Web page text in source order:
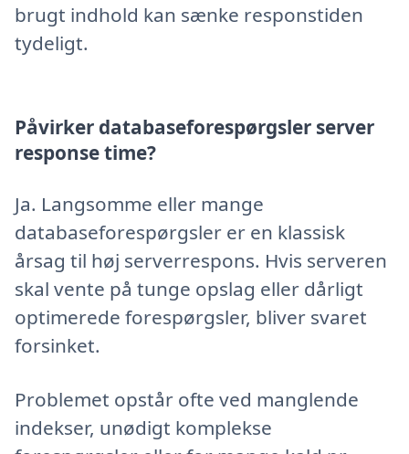
brugt indhold kan sænke responstiden
tydeligt.
Påvirker databaseforespørgsler server
response time?
Ja. Langsomme eller mange
databaseforespørgsler er en klassisk
årsag til høj serverrespons. Hvis serveren
skal vente på tunge opslag eller dårligt
optimerede forespørgsler, bliver svaret
forsinket.
Problemet opstår ofte ved manglende
indekser, unødigt komplekse